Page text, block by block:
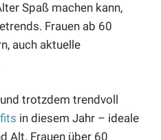
Spaß machen kann,
Frauen ab 60
auch aktuelle
trotzdem trendvoll
in diesem Jahr – ideale
Alt. Frauen über 60